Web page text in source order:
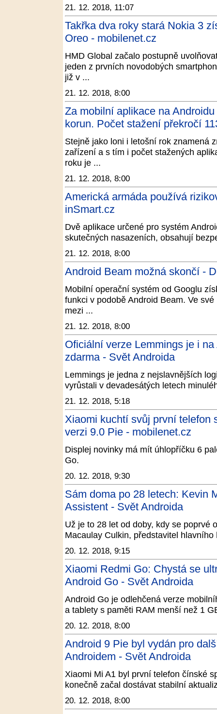
21. 12. 2018, 11:07
Takřka dva roky stará Nokia 3
Oreo - mobilenet.cz
HMD Global začalo postupně
jeden z prvních novodobých
již v ...
21. 12. 2018, 8:00
Za mobilní aplikace na
korun. Počet stažení překročí
Stejně jako loni i letošní rok znamená
zařízení a s tím i počet stažených
roku je ...
21. 12. 2018, 8:00
Americká armáda používá
inSmart.cz
Dvě aplikace určené pro systém
skutečných nasazeních, obsahují
21. 12. 2018, 8:00
Android Beam možná skončí -
Mobilní operační systém od Googlu
funkci v podobě Android Beam. Ve
mezi ...
21. 12. 2018, 8:00
Oficiální verze Lemmings je i
zdarma - Svět Androida
Lemmings je jedna z nejslavnějších
vyrůstali v devadesátých letech
21. 12. 2018, 5:18
Xiaomi kuchtí svůj první telefon
verzi 9.0 Pie - mobilenet.cz
Displej novinky má mít úhlopříčku 6
Go.
20. 12. 2018, 9:30
Sám doma po 28 letech: Kevin
Assistent - Svět Androida
Už je to 28 let od doby, kdy se poprvé
Macaulay Culkin, představitel
20. 12. 2018, 9:15
Xiaomi Redmi Go: Chystá se
Android Go - Svět Androida
Android Go je odlehčená verze
a tablety s paměti RAM menší než 1
20. 12. 2018, 8:00
Android 9 Pie byl vydán pro
Androidem - Svět Androida
Xiaomi Mi A1 byl první telefon čínské
konečně začal dostávat stabilní
20. 12. 2018, 8:00